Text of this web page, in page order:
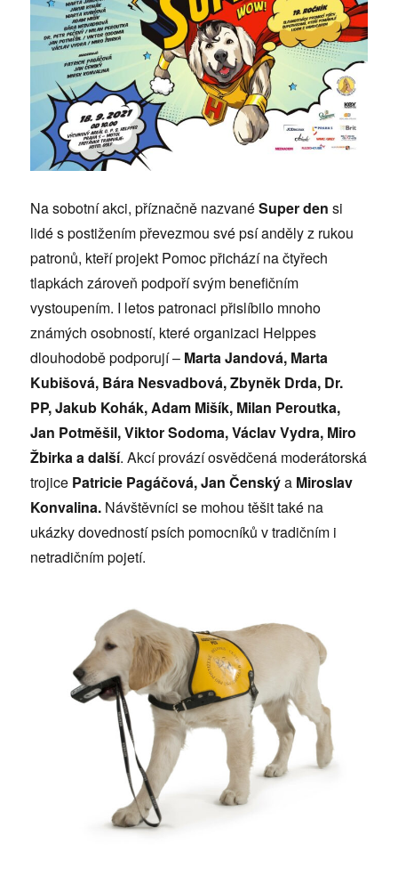
Na sobotní akci, příznačně nazvanéSuper den si
lidé s postižením převezmou své psí anděly z rukou
patronů, kteří projekt Pomoc přichází na čtyřech
tlapkách zároveň podpoří svým benefičním
vystoupením. I letos patronaci přislíbilo mnoho
známých osobností, které organizaci Helppes
dlouhodobě podporují – Marta Jandová, Marta
Kubišová, Bára Nesvadbová, Zbyněk Drda, Dr.
PP, Jakub Kohák, Adam Mišík, Milan Peroutka,
Jan Potměšil, Viktor Sodoma, Václav Vydra, Miro
Žbirka a další. Akcí provází osvědčená moderátorská
trojice Patricie Pagáčová, Jan Čenskýa Miroslav
Konvalina. Návštěvníci se mohou těšit také na
ukázky dovedností psích pomocníků v tradičním i
netradičním pojetí.